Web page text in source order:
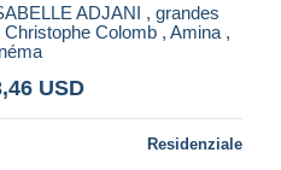
ADJANI , grandes
Colomb , Amina ,
USD
Residenziale